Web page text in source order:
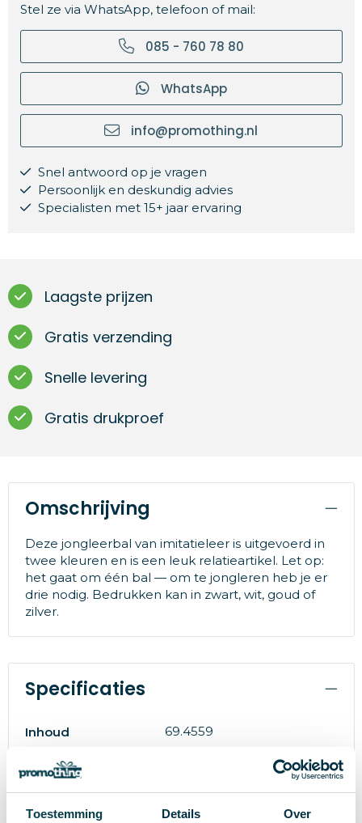
Toestemming Details Over
Stel ze via WhatsApp, telefoon of mail:
085 - 760 78 80
WhatsApp
info@promothing.nl
Snel antwoord op je vragen
Persoonlijk en deskundig advies
Specialisten met 15+ jaar ervaring
Laagste prijzen
Gratis verzending
Snelle levering
Gratis drukproef
Omschrijving
Deze jongleerbal van imitatieleer is uitgevoerd in
twee kleuren en is een leuk relatieartikel. Let op:
het gaat om één bal — om te jongleren heb je er
drie nodig. Bedrukken kan in zwart, wit, goud of
zilver.
Specificaties
Inhoud 69.4559
Artikelnummer
Materiaal Kunststof, PP, PVC